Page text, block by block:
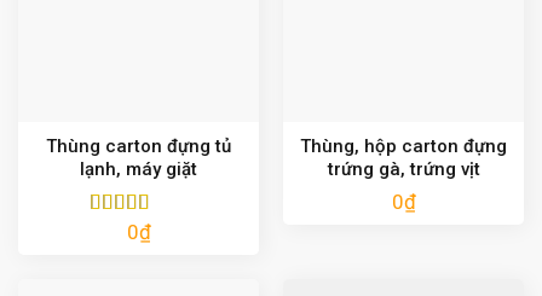
Thùng carton đựng tủ
lạnh, máy giặt
Được xếp
0₫
Thùng, hộp carton đựng
trứng gà, trứng vịt
0₫